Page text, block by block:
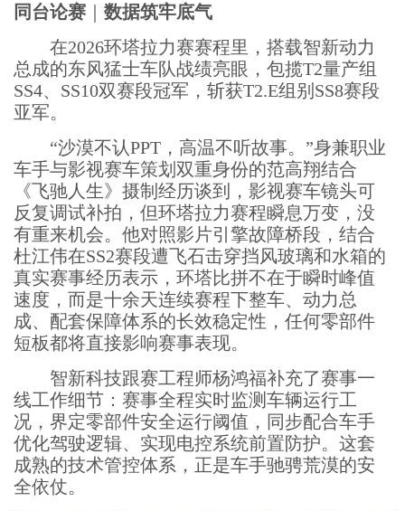
同台论赛 ｜ 数据筑牢底气
在2026环塔拉力赛赛程里，搭载智新动力
总成的东风猛士车队战绩亮眼，包揽T2量产组
SS4、SS10双赛段冠军，斩获T2.E组别SS8赛段
亚军。
“沙漠不认PPT，高温不听故事。”身兼职业
车手与影视赛车策划双重身份的范高翔结合
《飞驰人生》摄制经历谈到，影视赛车镜头可
反复调试补拍，但环塔拉力赛程瞬息万变，没
有重来机会。他对照影片引擎故障桥段，结合
杜江伟在SS2赛段遭飞石击穿挡风玻璃和水箱的
真实赛事经历表示，环塔比拼不在于瞬时峰值
速度，而是十余天连续赛程下整车、动力总
成、配套保障体系的长效稳定性，任何零部件
短板都将直接影响赛事表现。
智新科技跟赛工程师杨鸿福补充了赛事一
线工作细节：赛事全程实时监测车辆运行工
况，界定零部件安全运行阈值，同步配合车手
优化驾驶逻辑、实现电控系统前置防护。这套
成熟的技术管控体系，正是车手驰骋荒漠的安
全依仗。